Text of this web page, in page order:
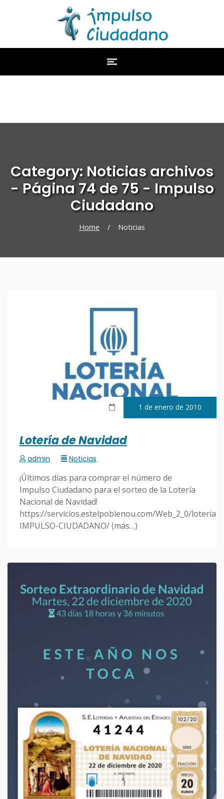
Category: Noticias archivos
- Página 74 de 75 - Impulso
Ciudadano
Home / Noticias
1 de enero de 2010
Lotería de Navidad
admin Noticias
¡Últimos días para comprar el número de
Impulso Ciudadano para el sorteo de la Lotería
Nacional de Navidad!
https://servicios.estelpoblenou.com/Web_2_0/loteria-
IMPULSO-CIUDADANO/ (más…)